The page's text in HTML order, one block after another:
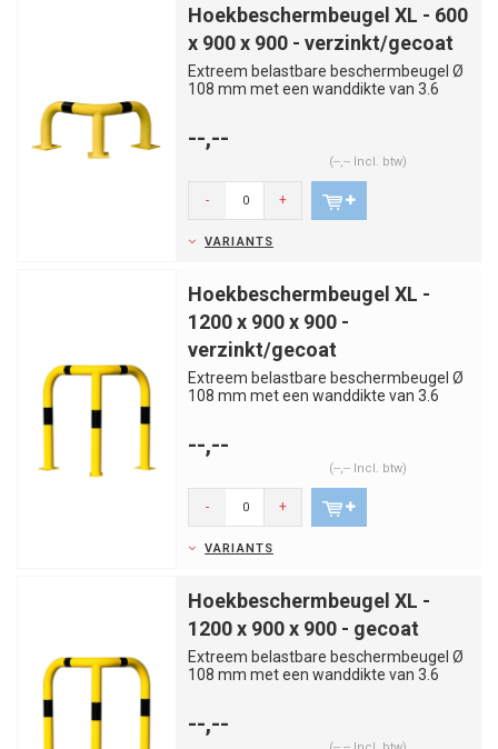
Hoekbeschermbeugel XL - 600
x 900 x 900 - verzinkt/gecoat
Extreem belastbare beschermbeugel Ø
108 mm met een wanddikte van 3.6
--,--
(--,-- Incl. btw)
- +
VARIANTS
Hoekbeschermbeugel XL -
1200 x 900 x 900 -
verzinkt/gecoat
Extreem belastbare beschermbeugel Ø
108 mm met een wanddikte van 3.6
--,--
(--,-- Incl. btw)
- +
VARIANTS
Hoekbeschermbeugel XL -
1200 x 900 x 900 - gecoat
Extreem belastbare beschermbeugel Ø
108 mm met een wanddikte van 3.6
--,--